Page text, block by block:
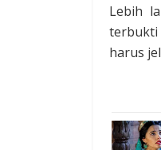
Lebih
terbukti
harus